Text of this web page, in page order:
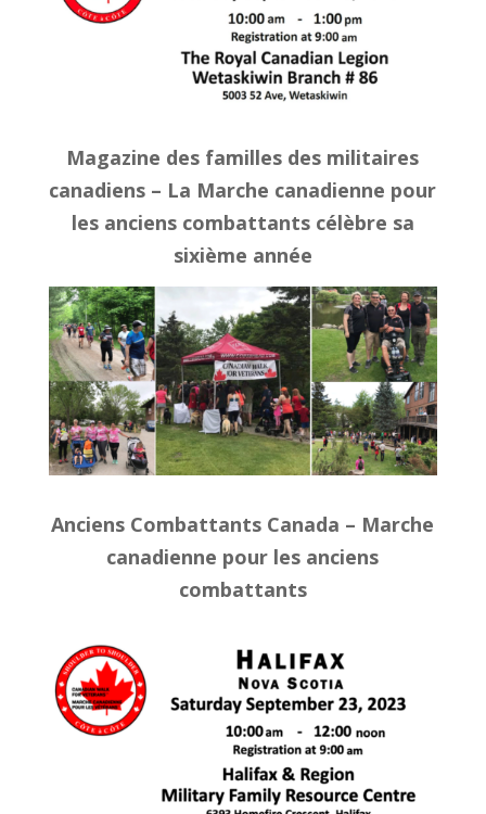
Magazine des familles des militaires
canadiens – La Marche canadienne pour
les anciens combattants célèbre sa
sixième année
Anciens Combattants Canada – Marche
canadienne pour les anciens
combattants